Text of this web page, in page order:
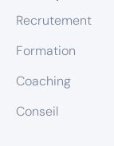
Recrutement
Formation
Coaching
Conseil